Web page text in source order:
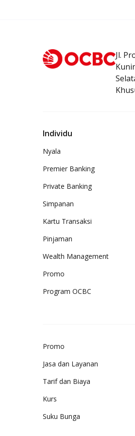
Jl.
Individu
Nyala
Premier Banking
Private Banking
Simpanan
Kartu Transaksi
Pinjaman
Wealth Management
Promo
Program OCBC
Promo
Jasa dan Layanan
Tarif dan Biaya
Kurs
Suku Bunga